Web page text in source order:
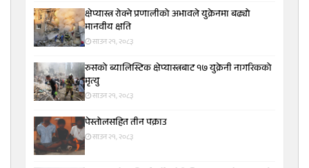
क्षेप्यास्त्र रोक्ने प्रणालीको अभावले युक्रेनमा बढ्यो
मानवीय क्षति
साउन २१, २०८३
रुसको ब्यालिस्टिक क्षेप्यास्त्रबाट १७ युक्रेनी नागरिकको
मृत्यु
साउन २१, २०८३
पेस्तोलसहित तीन पक्राउ
साउन २१, २०८३